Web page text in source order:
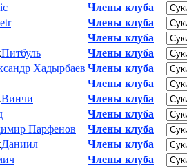
Члены клуба
Члены клуба
Члены клуба
Питбуль
Члены клуба
Хадырбаев Члены клуба
Члены клуба
Винчи
Члены клуба
Члены клуба
Парфенов
Члены клуба
Даниил
Члены клуба
Члены клуба